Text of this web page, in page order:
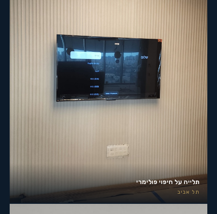
תלייה על חיפוי פולימרי
תל אביב